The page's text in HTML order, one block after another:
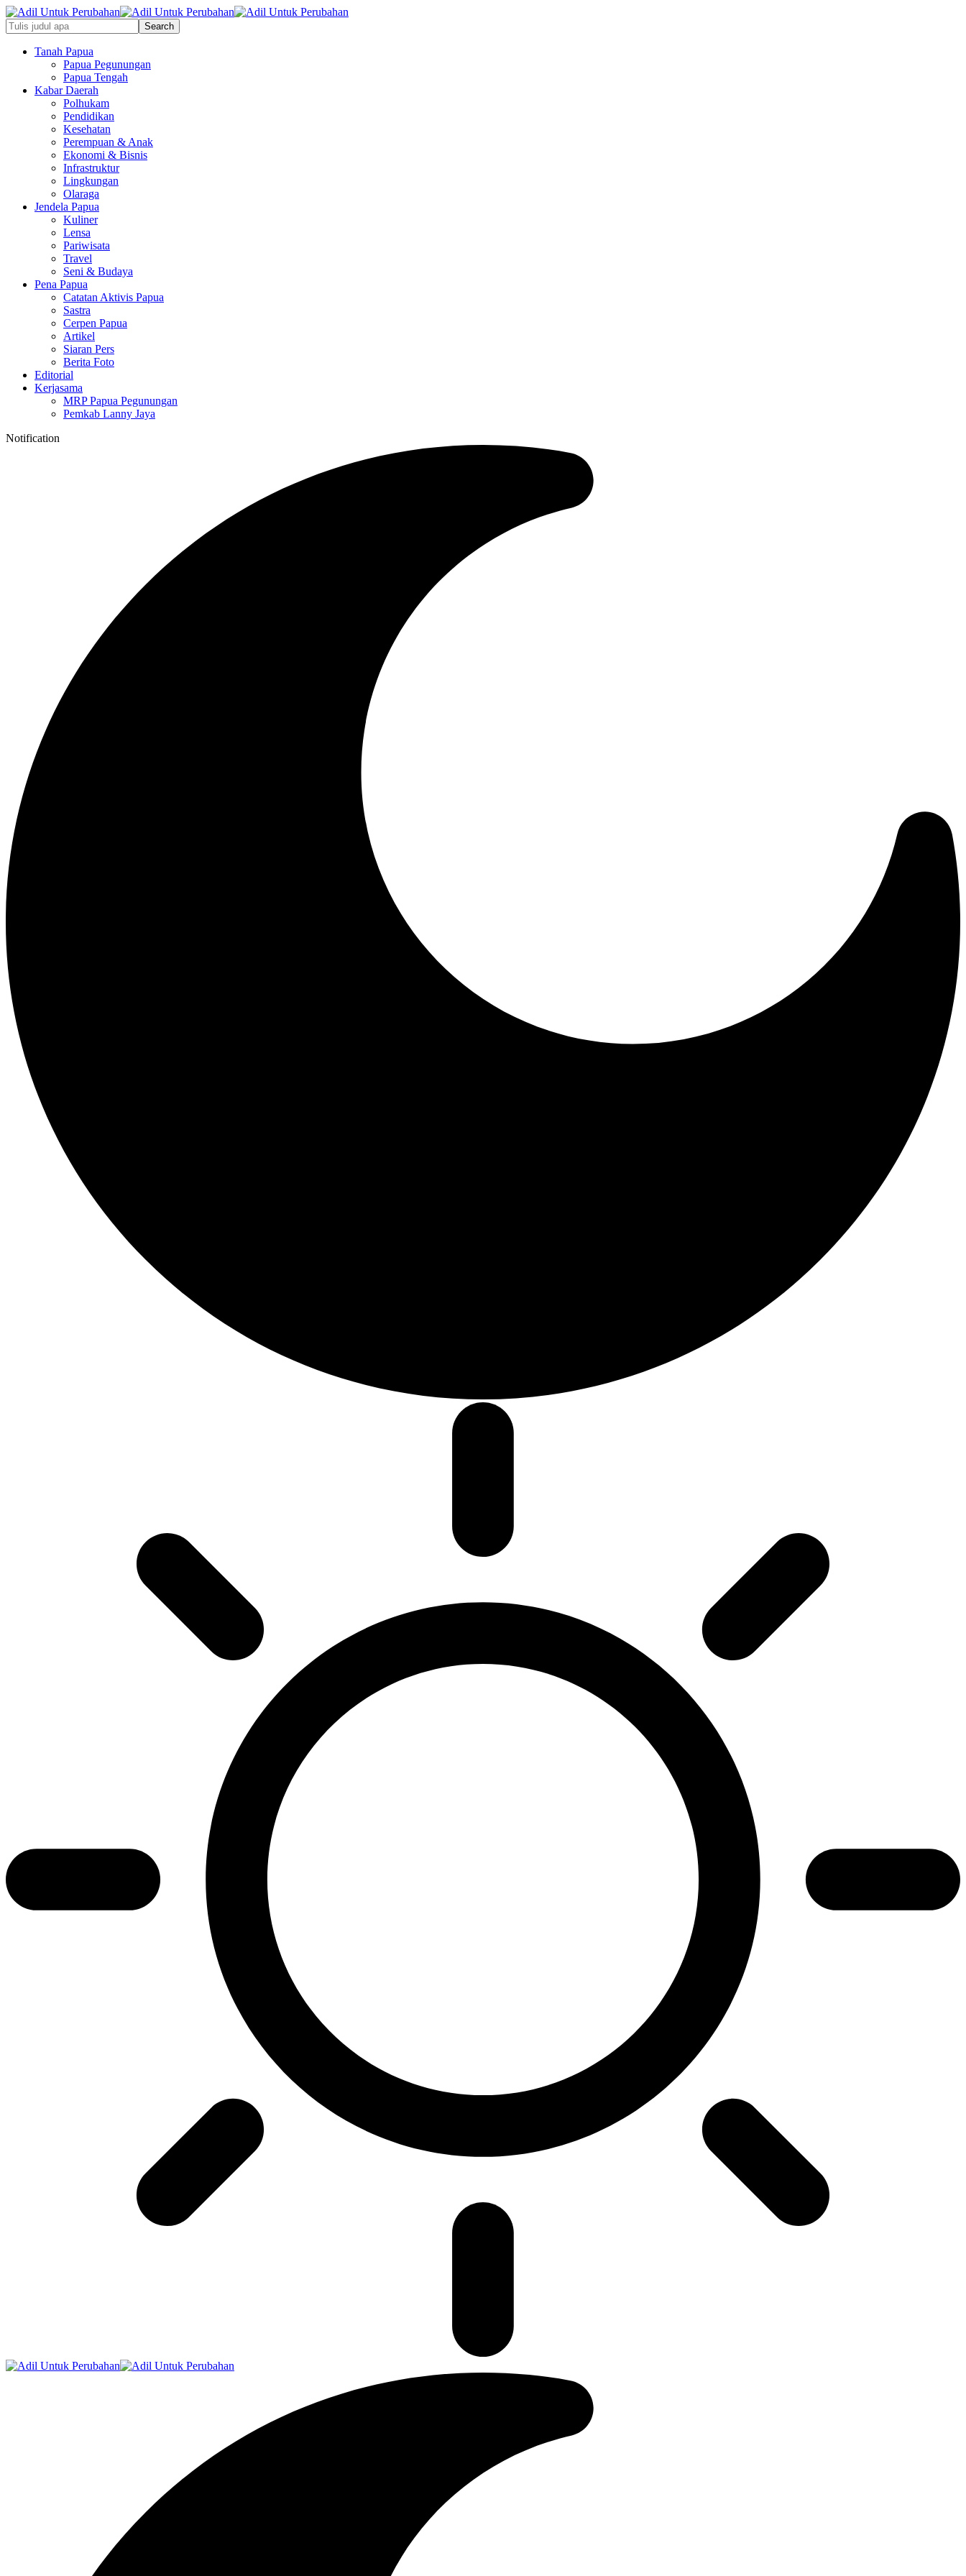
Tanah Papua
Papua Pegunungan
Papua Tengah
Kabar Daerah
Polhukam
Pendidikan
Kesehatan
Perempuan & Anak
Ekonomi & Bisnis
Infrastruktur
Lingkungan
Olaraga
Jendela Papua
Kuliner
Lensa
Pariwisata
Travel
Seni & Budaya
Pena Papua
Catatan Aktivis Papua
Sastra
Cerpen Papua
Artikel
Siaran Pers
Berita Foto
Editorial
Kerjasama
MRP Papua Pegunungan
Pemkab Lanny Jaya
Notification